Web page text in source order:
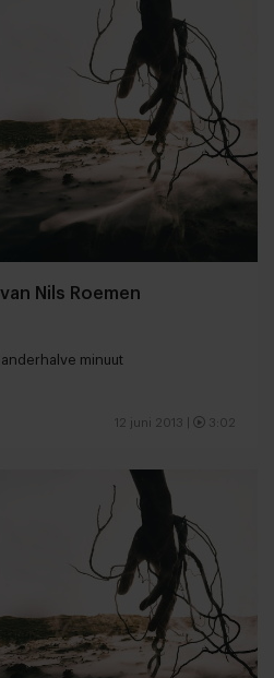
Nils Roemen
minuut
12 juni 2013 3:02